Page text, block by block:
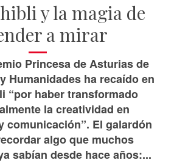
y la magia de
a mirar
Princesa de Asturias de
Humanidades ha recaído en
“por haber transformado
la creatividad en
comunicación”. El galardón
algo que muchos
sabían desde hace años:...